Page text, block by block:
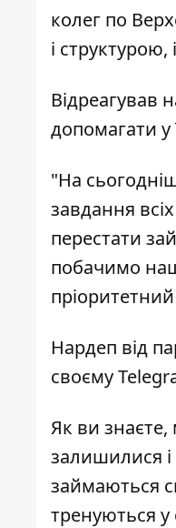
колег по
і
Відреагував
допомагати у
"На
завдання
перестати
побачимо
Нардеп від
своєму
Як ви
залишилися
займаються
тренуються у